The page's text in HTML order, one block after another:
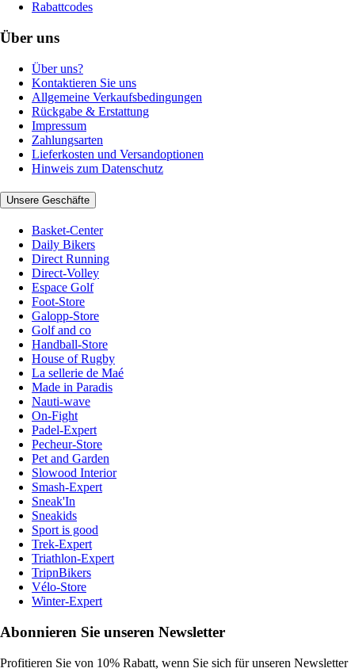
Rabattcodes
Über uns
Über uns?
Kontaktieren Sie uns
Allgemeine Verkaufsbedingungen
Rückgabe & Erstattung
Impressum
Zahlungsarten
Lieferkosten und Versandoptionen
Hinweis zum Datenschutz
Unsere Geschäfte
Basket-Center
Daily Bikers
Direct Running
Direct-Volley
Espace Golf
Foot-Store
Galopp-Store
Golf and co
Handball-Store
House of Rugby
La sellerie de Maé
Made in Paradis
Nauti-wave
On-Fight
Padel-Expert
Pecheur-Store
Pet and Garden
Slowood Interior
Smash-Expert
Sneak'In
Sneakids
Sport is good
Trek-Expert
Triathlon-Expert
TripnBikers
Vélo-Store
Winter-Expert
Abonnieren Sie unseren Newsletter
Profitieren Sie von 10% Rabatt, wenn Sie sich für unseren Newsletter